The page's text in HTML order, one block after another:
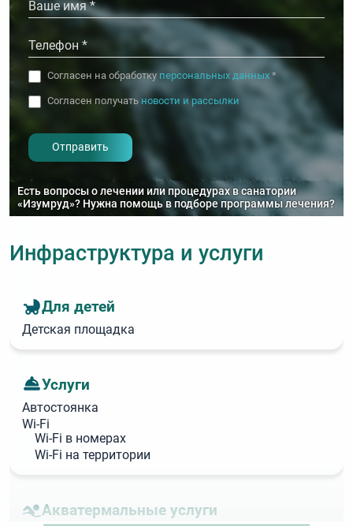
Есть вопросы о лечении или процедурах в санатории
«Изумруд»? Нужна помощь в подборе программы лечения?
Согласен на обработку персональных данных *
Согласен получать новости и рассылки
Инфраструктура и услуги
Для детей
Детская площадка
Услуги
Автостоянка
Wi‑Fi
Wi‑Fi в номерах
Wi‑Fi на территории
Акватермальные услуги